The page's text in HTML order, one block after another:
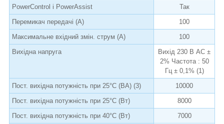
PowerControl і PowerAssist
Так
Перемикач передачі (А)
100
Максимальне вхідний змін. струм (А)
100
Вихідна напруга
Вихід 230 В AC ±
2% Частота : 50
Гц ± 0,1% (1)
Пост. вихідна потужність при 25°C (ВА) (3)
10000
Пост. вихідна потужність при 25°C (Вт)
8000
Пост. вихідна потужність при 40°C (Вт)
7000